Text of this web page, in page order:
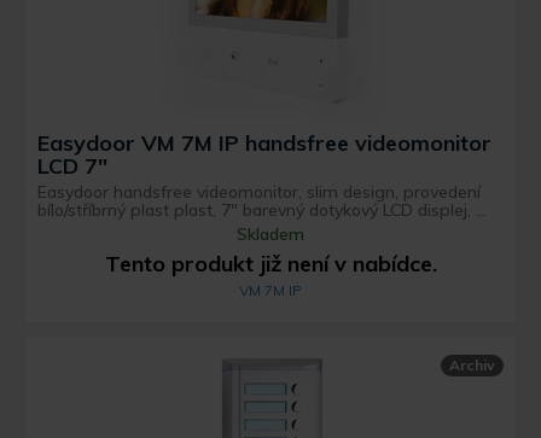
Easydoor VM 7M IP handsfree videomonitor
LCD 7"
Easydoor handsfree videomonitor, slim design, provedení
bílo/stříbrný plast plast, 7" barevný dotykový LCD displej, ...
Skladem
Tento produkt již není v nabídce.
VM 7M IP
Archiv